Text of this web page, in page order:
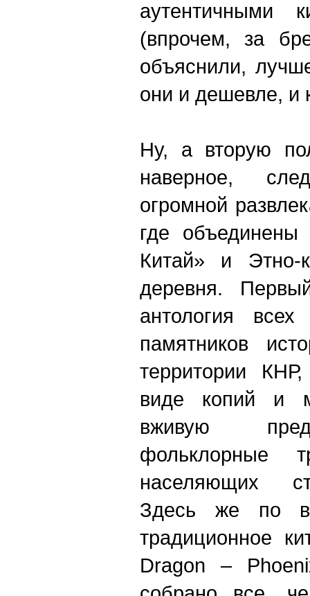
аутентичными
(впрочем, за
объяснили,
они и дешевле, и
Ну, а вторую
наверное,
огромной
где объединены
Китай» и Этно-
деревня.
антология
памятников
территории
виде копий и
вживую
фольклорные
населяющих
Здесь же по
традиционное
Dragon –